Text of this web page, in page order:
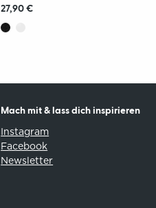
27,90 €
Mach mit & lass dich inspirieren
Instagram
Facebook
Newsletter